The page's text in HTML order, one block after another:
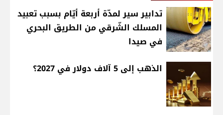
تدابير سير لمدّة أربعة أيّام بسبب تعبيد
المسلك الشّرقي من الطريق البحري
في صيدا
الذهب إلى 5 آلاف دولار في 2027؟